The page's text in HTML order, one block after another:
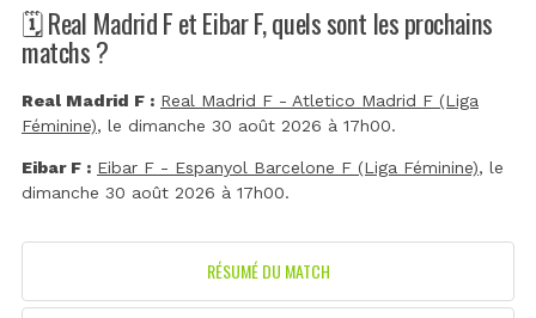
🗓️ Real Madrid F et Eibar F, quels sont les prochains
matchs ?
Real Madrid F : Real Madrid F - Atletico Madrid F (Liga
Féminine), le dimanche 30 août 2026 à 17h00.
Eibar F : Eibar F - Espanyol Barcelone F (Liga Féminine), le
dimanche 30 août 2026 à 17h00.
RÉSUMÉ DU MATCH